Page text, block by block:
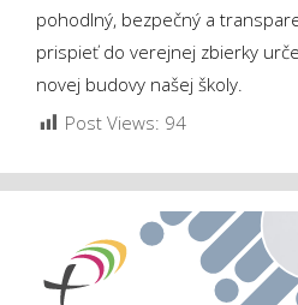
pohodlný, bezpečný a
prispieť do verejnej zbierky
novej budovy našej školy.
Post Views: 94